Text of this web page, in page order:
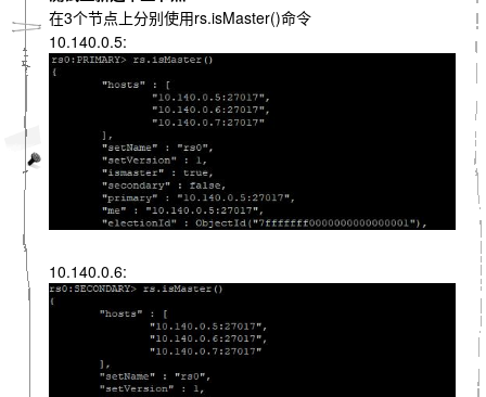
在3个节点上分别使用rs.isMaster()命令
10.140.0.5:
10.140.0.6: